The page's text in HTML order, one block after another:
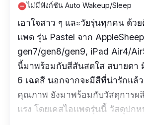
remove_circleไม่มีฟังก์ชัน Auto Wakeup/Sleep
เอาใจสาว ๆ และวัยรุ่นทุกคน ด้ว
แพด รุ่น Pastel จาก
gen7/gen8/gen9, iPad Air4/
นี้มาพร้อมกับสีสันสดใส สบายตา
6 เฉดสี นอกจากจะมีสีที่น่ารักแล้
คุณภาพ ยังมาพร้อมกับวัสดุการผ
แรง โดยเคสไอแพดรุ่นนี้ วัสดุปก